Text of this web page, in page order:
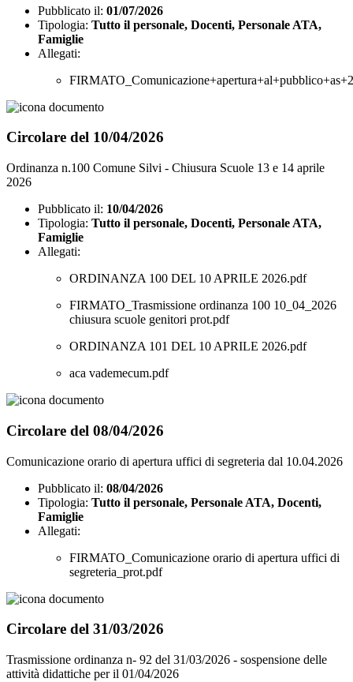
Pubblicato il: 01/07/2026
Tipologia: Tutto il personale, Docenti, Personale ATA,
Famiglie
Allegati:
Circolare del 10/04/2026
Ordinanza n.100 Comune Silvi - Chiusura Scuole 13 e 14 aprile
2026
Pubblicato il: 10/04/2026
Tipologia: Tutto il personale, Docenti, Personale ATA,
Famiglie
Allegati:
ORDINANZA 100 DEL 10 APRILE 2026.pdf
FIRMATO_Trasmissione ordinanza 100 10_04_2026
chiusura scuole genitori prot.pdf
ORDINANZA 101 DEL 10 APRILE 2026.pdf
aca vademecum.pdf
Circolare del 08/04/2026
Comunicazione orario di apertura uffici di segreteria dal 10.04.2026
Pubblicato il: 08/04/2026
Tipologia: Tutto il personale, Personale ATA, Docenti,
Famiglie
Allegati:
FIRMATO_Comunicazione orario di apertura uffici di
segreteria_prot.pdf
Circolare del 31/03/2026
Trasmissione ordinanza n- 92 del 31/03/2026 - sospensione delle
attività didattiche per il 01/04/2026